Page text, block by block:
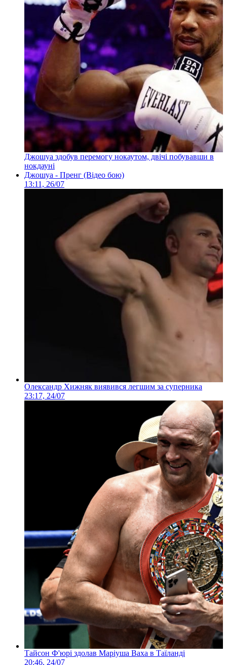
Джошуа здобув перемогу нокаутом, двічі побувавши в
нокдауні
Джошуа - Пренг (Відео бою)
13:11, 26/07
Олександр Хижняк виявився легшим за суперника
23:17, 24/07
Тайсон Ф'юрі здолав Маріуша Ваха в Таїланді
20:46, 24/07